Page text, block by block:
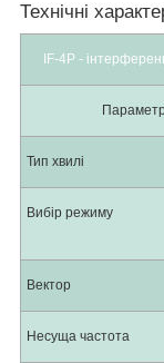
Технічні
IF-4P -
Тип хвилі
Вибір режиму
Вектор
Несуща частота